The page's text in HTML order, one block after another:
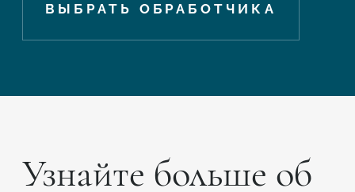
ВЫБРАТЬ ОБРАБОТЧИКА
Узнайте больше об